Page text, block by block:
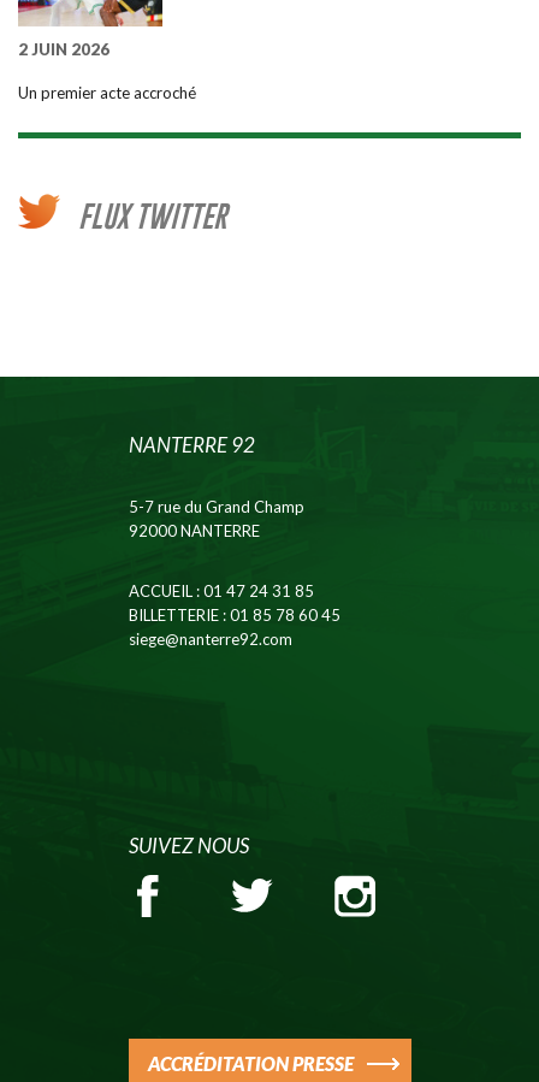
2 JUIN 2026
Un premier acte accroché
FLUX TWITTER
NANTERRE 92
5-7 rue du Grand Champ
92000 NANTERRE
ACCUEIL: 01 47 24 31 85
BILLETTERIE: 01 85 78 60 45
siege@nanterre92.com
SUIVEZ NOUS
ACCRÉDITATION PRESSE